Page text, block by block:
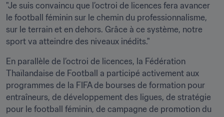
"Je suis convaincu que l’octroi de licences fera avancer
le football féminin sur le chemin du professionnalisme,
sur le terrain et en dehors. Grâce à ce système, notre
sport va atteindre des niveaux inédits."
En parallèle de l’octroi de licences, la Fédération
Thaïlandaise de Football a participé activement aux
programmes de la FIFA de bourses de formation pour
entraîneurs, de développement des ligues, de stratégie
pour le football féminin, de campagne de promotion du